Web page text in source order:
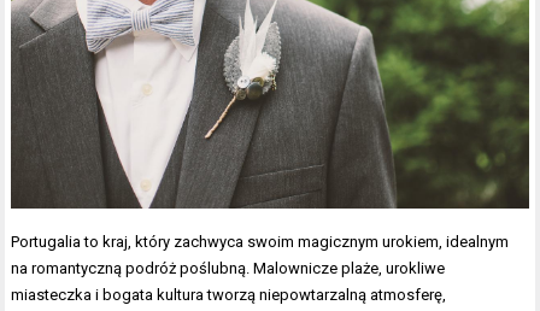
Portugalia to kraj, który zachwyca swoim magicznym urokiem, idealnym
na romantyczną podróż poślubną. Malownicze plaże, urokliwe
miasteczka i bogata kultura tworzą niepowtarzalną atmosferę,